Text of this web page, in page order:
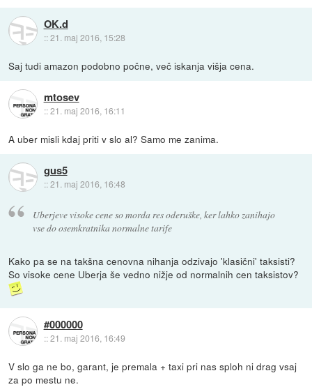
OK.d
::21. maj 2016, 15:28
Saj tudi amazon podobno počne, več iskanja višja cena.
mtosev
::21. maj 2016, 16:11
A uber misli kdaj priti v slo al? Samo me zanima.
gus5
::21. maj 2016, 16:48
Uberjeve visoke cene so morda res oderuške, ker lahko zanihajo
vse do osemkratnika normalne tarife
Kako pa se na takšna cenovna nihanja odzivajo 'klasični' taksisti?
So visoke cene Uberja še vedno nižje od normalnih cen taksistov?
#000000
::21. maj 2016, 16:49
V slo ga ne bo, garant, je premala + taxi pri nas sploh ni drag vsaj
za po mestu ne.